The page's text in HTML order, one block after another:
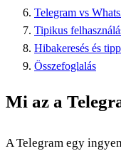
Telegram vs
Tipikus
Hibakeresés és
Összefoglalás
Mi az a
A Telegram egy